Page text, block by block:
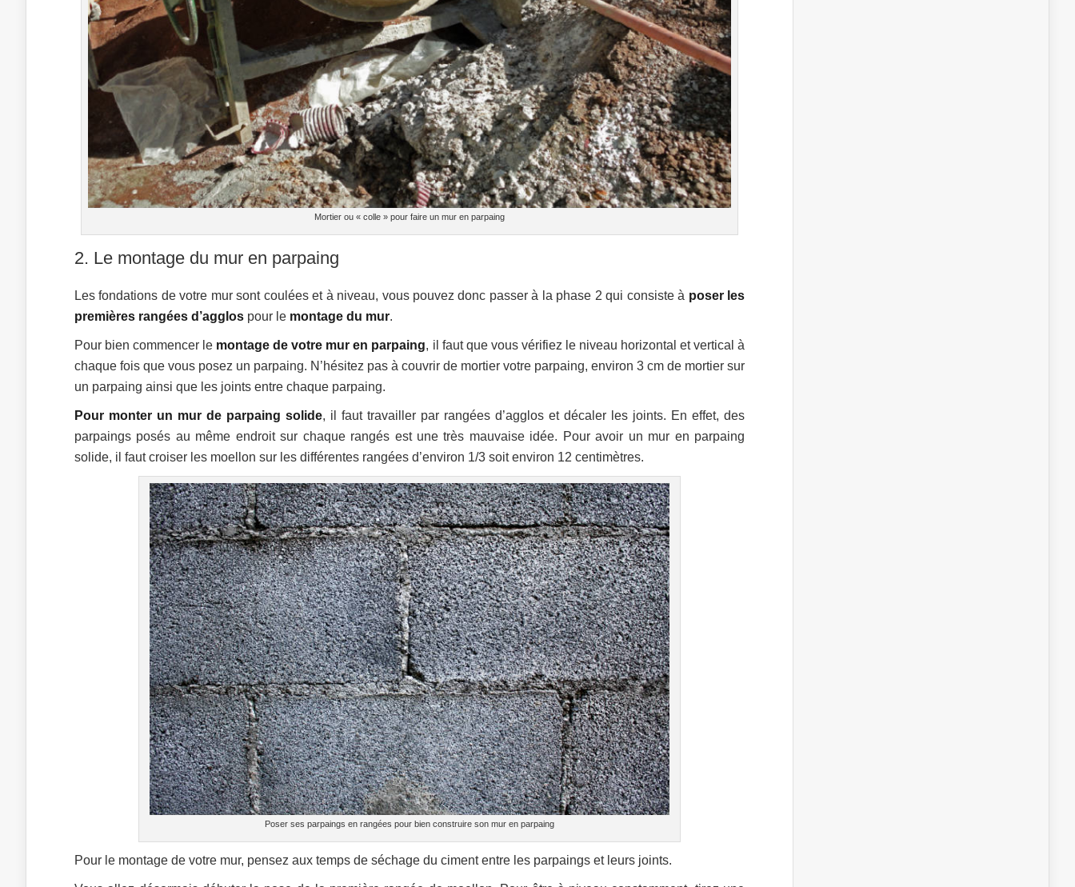
Mortier ou « colle » pour faire un mur en parpaing
2. Le montage du mur en parpaing
Les fondations de votre mur sont coulées et à niveau, vous pouvez donc passer à la phase 2 qui consiste à poser les
premières rangées d’agglos pour le montage du mur.
Pour bien commencer le montage de votre mur en parpaing, il faut que vous vérifiez le niveau horizontal et vertical à
chaque fois que vous posez un parpaing. N’hésitez pas à couvrir de mortier votre parpaing, environ 3 cm de mortier sur
un parpaing ainsi que les joints entre chaque parpaing.
Pour monter un mur de parpaing solide, il faut travailler par rangées d’agglos et décaler les joints. En effet, des
parpaings posés au même endroit sur chaque rangés est une très mauvaise idée. Pour avoir un mur en parpaing
solide, il faut croiser les moellon sur les différentes rangées d’environ 1/3 soit environ 12 centimètres.
Poser ses parpaings en rangées pour bien construire son mur en parpaing
Pour le montage de votre mur, pensez aux temps de séchage du ciment entre les parpaings et leurs joints.